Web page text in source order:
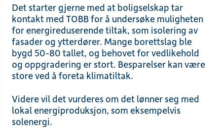
Det starter gjerne med at boligselskap tar
kontakt med TOBB for å undersøke muligheten
for energireduserende tiltak, som isolering av
fasader og ytterdører. Mange borettslag ble
bygd 50-80 tallet, og behovet for vedlikehold
og oppgradering er stort. Besparelser kan være
store ved å foreta klimatiltak.
Videre vil det vurderes om det lønner seg med
lokal energiproduksjon, som eksempelvis
solenergi.